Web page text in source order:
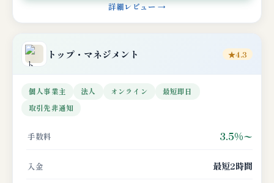
詳細レビュー →
トップ・マネジメント ★4.3
個人事業主 法人 オンライン
最短即日
取引先非通知
手数料 3.5%〜
入金 最短2時間